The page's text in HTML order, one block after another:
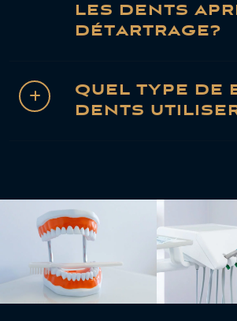
LES DENTS
DÉTARTRAGE?
QUEL TYPE DE
DENTS